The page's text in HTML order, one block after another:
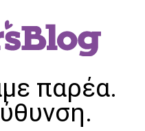
παρέα.